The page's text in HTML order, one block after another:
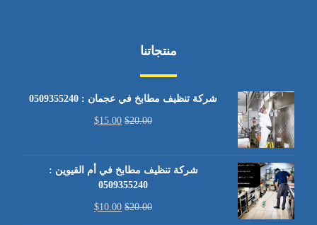
منتجاتنا
شركة تنظيف مطابخ في عجمان : 0509355240
$20.00
$15.00
شركة تنظيف مطابخ في أم القيوين :
0509355240
$20.00
$10.00